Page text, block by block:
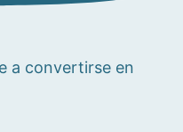
a convertirse en